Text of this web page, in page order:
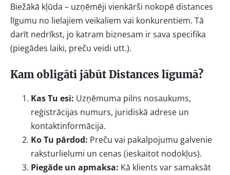
Biežākā kļūda – uzņēmēji vienkārši nokopē distances
līgumu no lielajiem veikaliem vai konkurentiem. Tā
darīt nedrīkst, jo katram biznesam ir sava specifika
(piegādes laiki, preču veidi utt.).
Kam obligāti jābūt Distances līgumā?
Kas Tu esi: Uzņēmuma pilns nosaukums,
reģistrācijas numurs, juridiskā adrese un
kontaktinformācija.
Ko Tu pārdod: Preču vai pakalpojumu galvenie
raksturlielumi un cenas (ieskaitot nodokļus).
Piegāde un apmaksa: Kā klients var samaksāt